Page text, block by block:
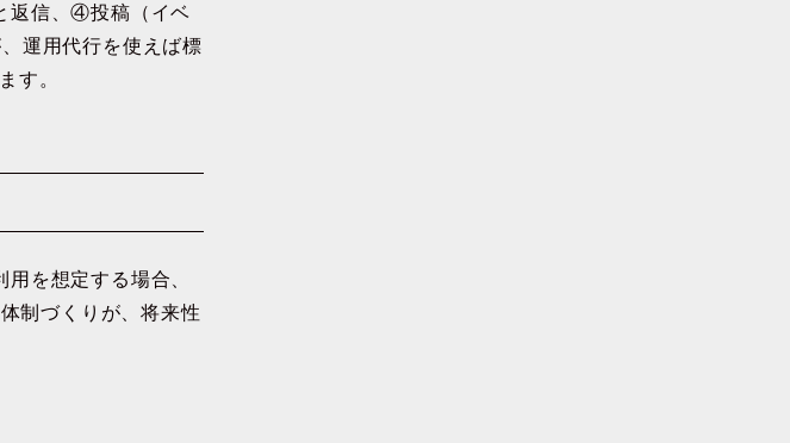
返信、④投稿（イベ
運用代行を使えば標
す。
を想定する場合、
制づくりが、将来性